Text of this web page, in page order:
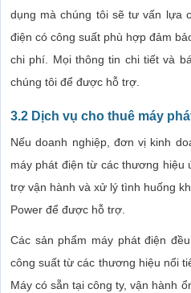
dụng mà chúng tôi sẽ tư vấn lựa
điện có công suất phù hợp đảm
chi phí. Mọi thông tin chi tiết và
chúng tôi để được hỗ trợ.
3.2 Dịch vụ cho thuê máy
Nếu doanh nghiệp, đơn vị kinh
máy phát điện từ các thương hiệu
trợ vận hành và xử lý tình huống
Power để được hỗ trợ.
Các sản phẩm máy phát điện
công suất từ các thương hiệu nổi
Máy có sẵn tại công ty, vận hành